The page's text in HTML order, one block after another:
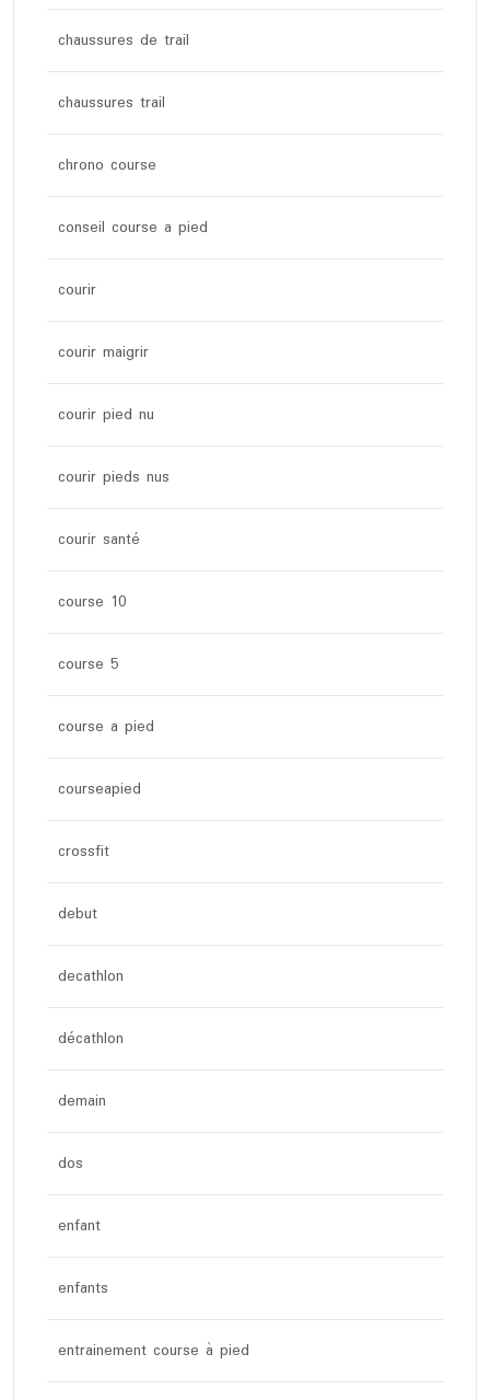
chaussures de trail
chaussures trail
chrono course
conseil course a pied
courir
courir maigrir
courir pied nu
courir pieds nus
courir santé
course 10
course 5
course a pied
courseapied
crossfit
debut
decathlon
décathlon
demain
dos
enfant
enfants
entrainement course à pied